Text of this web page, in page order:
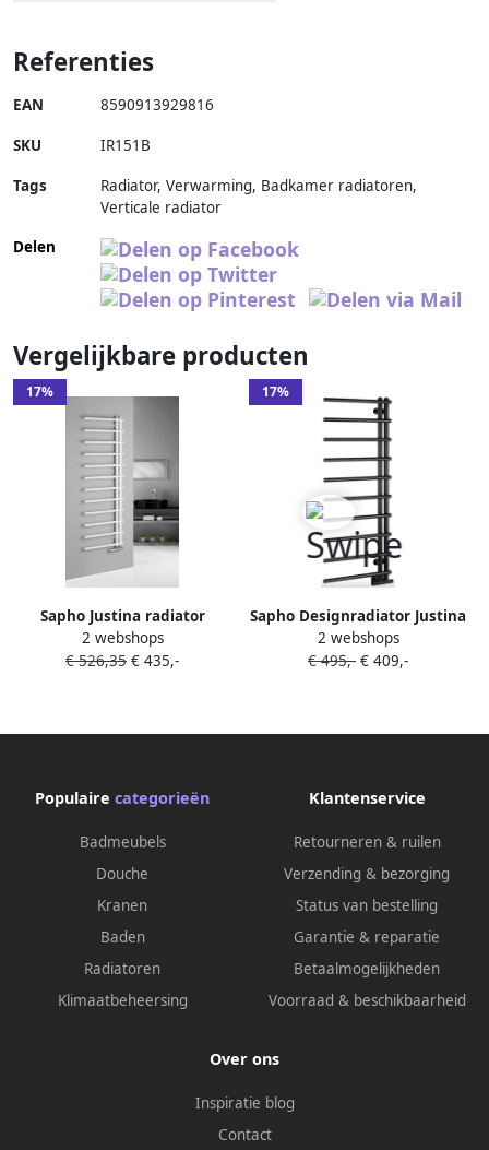
Referenties
EAN 8590913929816
SKU IR151B
Tags
Radiator, Verwarming, Badkamer radiatoren,
Verticale radiator
Delen
Vergelijkbare producten
17%
Sapho Justina radiator
zijaansluiting 50x150 mat
wit
2 webshops
€ 526,35 € 435,-
17%
Sapho Designradiator Justina
50x124 6 cm 340W Mat Zwart
2 webshops
€ 495,- € 409,-
Populaire categorieën
Badmeubels
Douche
Kranen
Baden
Radiatoren
Klimaatbeheersing
Klantenservice
Retourneren & ruilen
Verzending & bezorging
Status van bestelling
Garantie & reparatie
Betaalmogelijkheden
Voorraad & beschikbaarheid
Over ons
Inspiratie blog
Contact